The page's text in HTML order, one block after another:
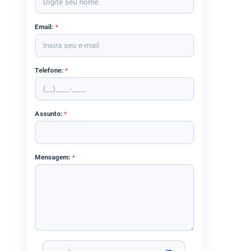
Email: *
Telefone:*
Assunto:*
Mensagem:*